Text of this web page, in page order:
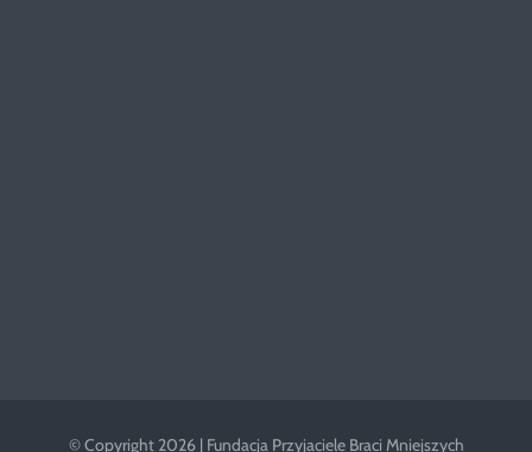
© Copyright 2026 | Fundacja Przyjaciele Braci Mniejszych